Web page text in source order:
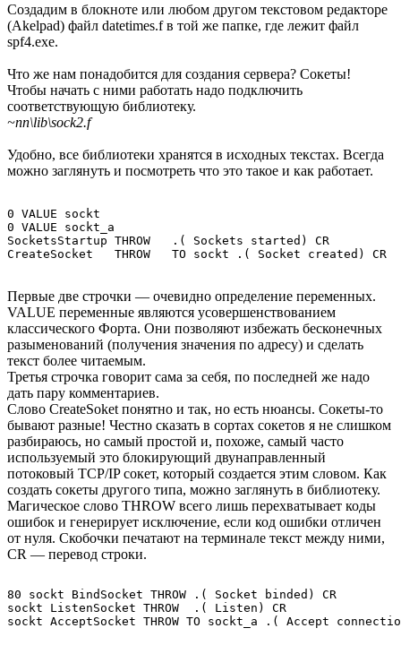
Создадим в блокноте или любом другом текстовом редакторе
(Akelpad) файл datetimes.f в той же папке, где лежит файл
spf4.exe.
Что же нам понадобится для создания сервера? Сокеты!
Чтобы начать с ними работать надо подключить
соответствующую библиотеку.
~nn\lib\sock2.f
Удобно, все библиотеки хранятся в исходных текстах. Всегда
можно заглянуть и посмотреть что это такое и как работает.
0 VALUE sockt
0 VALUE sockt_a
SocketsStartup THROW   .( Sockets started) CR
Первые две строчки — очевидно определение переменных.
VALUE переменные являются усовершенствованием
классического Форта. Они позволяют избежать бесконечных
разыменований (получения значения по адресу) и сделать
текст более читаемым.
Третья строчка говорит сама за себя, по последней же надо
дать пару комментариев.
Слово CreateSoket понятно и так, но есть нюансы. Сокеты-то
бывают разные! Честно сказать в сортах сокетов я не слишком
разбираюсь, но самый простой и, похоже, самый часто
используемый это блокирующий двунаправленный
потоковый TCP/IP сокет, который создается этим словом. Как
создать сокеты другого типа, можно заглянуть в библиотеку.
Магическое слово THROW всего лишь перехватывает коды
ошибок и генерирует исключение, если код ошибки отличен
от нуля. Скобочки печатают на терминале текст между ними,
CR — перевод строки.
80 sockt BindSocket THROW .( Socket binded) CR
sockt ListenSocket THROW  .( Listen) CR